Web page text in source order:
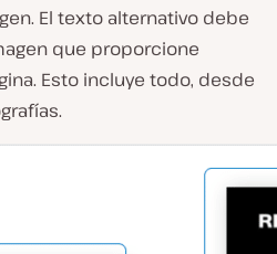
El texto alternativo debe
que proporcione
Esto incluye todo, desde